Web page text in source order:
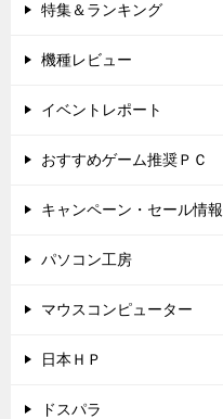
特集＆ランキング
機種レビュー
イベントレポート
おすすめゲーム推奨ＰＣ
キャンペーン・セール情報
パソコン工房
マウスコンピューター
日本ＨＰ
ドスパラ